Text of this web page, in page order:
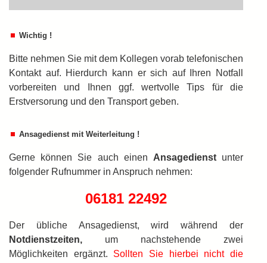
Wichtig !
Bitte nehmen Sie mit dem Kollegen vorab telefonischen
Kontakt auf. Hierdurch kann er sich auf Ihren Notfall
vorbereiten und Ihnen ggf. wertvolle Tips für die
Erstversorung und den Transport geben.
Ansagedienst mit Weiterleitung !
Gerne können Sie auch einen An­sa­ge­dienstunter
folgender Rufnummer in An­spruch nehmen:
06181 22492
Der übliche Ansagedienst, wird während der
Notdienstzeiten, um nachstehende zwei
Möglichkeiten ergänzt. Sollten Sie hierbei nicht die